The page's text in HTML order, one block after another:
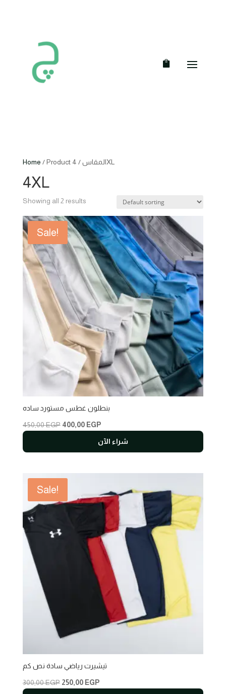
Home / Product المقاس / 4XL
4XL
Showing all 2 results
Sale!
بنطلون غطس مستورد ساده
450,00EGP Original
400,00 EGPCurrent
is:
شراء الآن
Sale!
تيشيرت رياضي سادة نص كم
300,00EGP Original
250,00 EGPCurrent